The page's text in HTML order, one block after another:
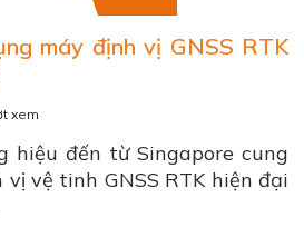
máy định vị GNSS RTK
xem
hiệu đến từ Singapore cung
vệ tinh GNSS RTK hiện đại